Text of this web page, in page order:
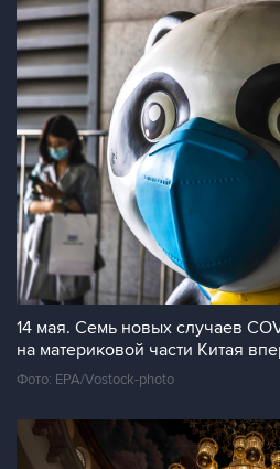
14 мая. Семь новых случаев
на материковой части Китая
Фото: EPA/Vostock-photo